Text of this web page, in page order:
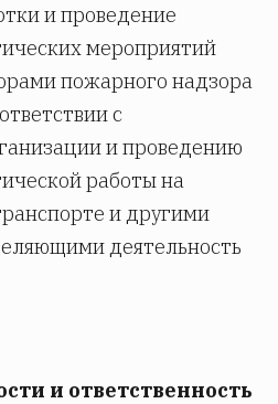
и проведение
мероприятий
пожарного надзора
с
и проведению
работы на
и другими
деятельность
и ответственность